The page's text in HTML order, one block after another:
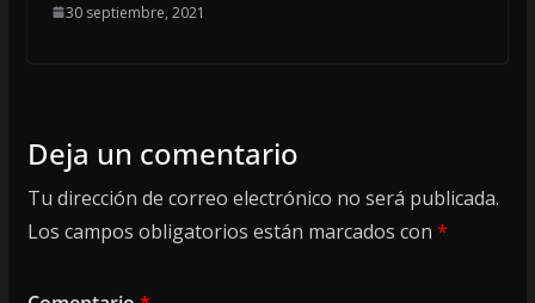
30 septiembre, 2021
Deja un comentario
Tu dirección de correo electrónico no será publicada.
Los campos obligatorios están marcados con *